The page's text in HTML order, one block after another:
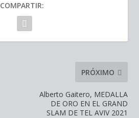
COMPARTIR:
PRÓXIMO
Alberto Gaitero, MEDALLA
DE ORO EN EL GRAND
SLAM DE TEL AVIV 2021